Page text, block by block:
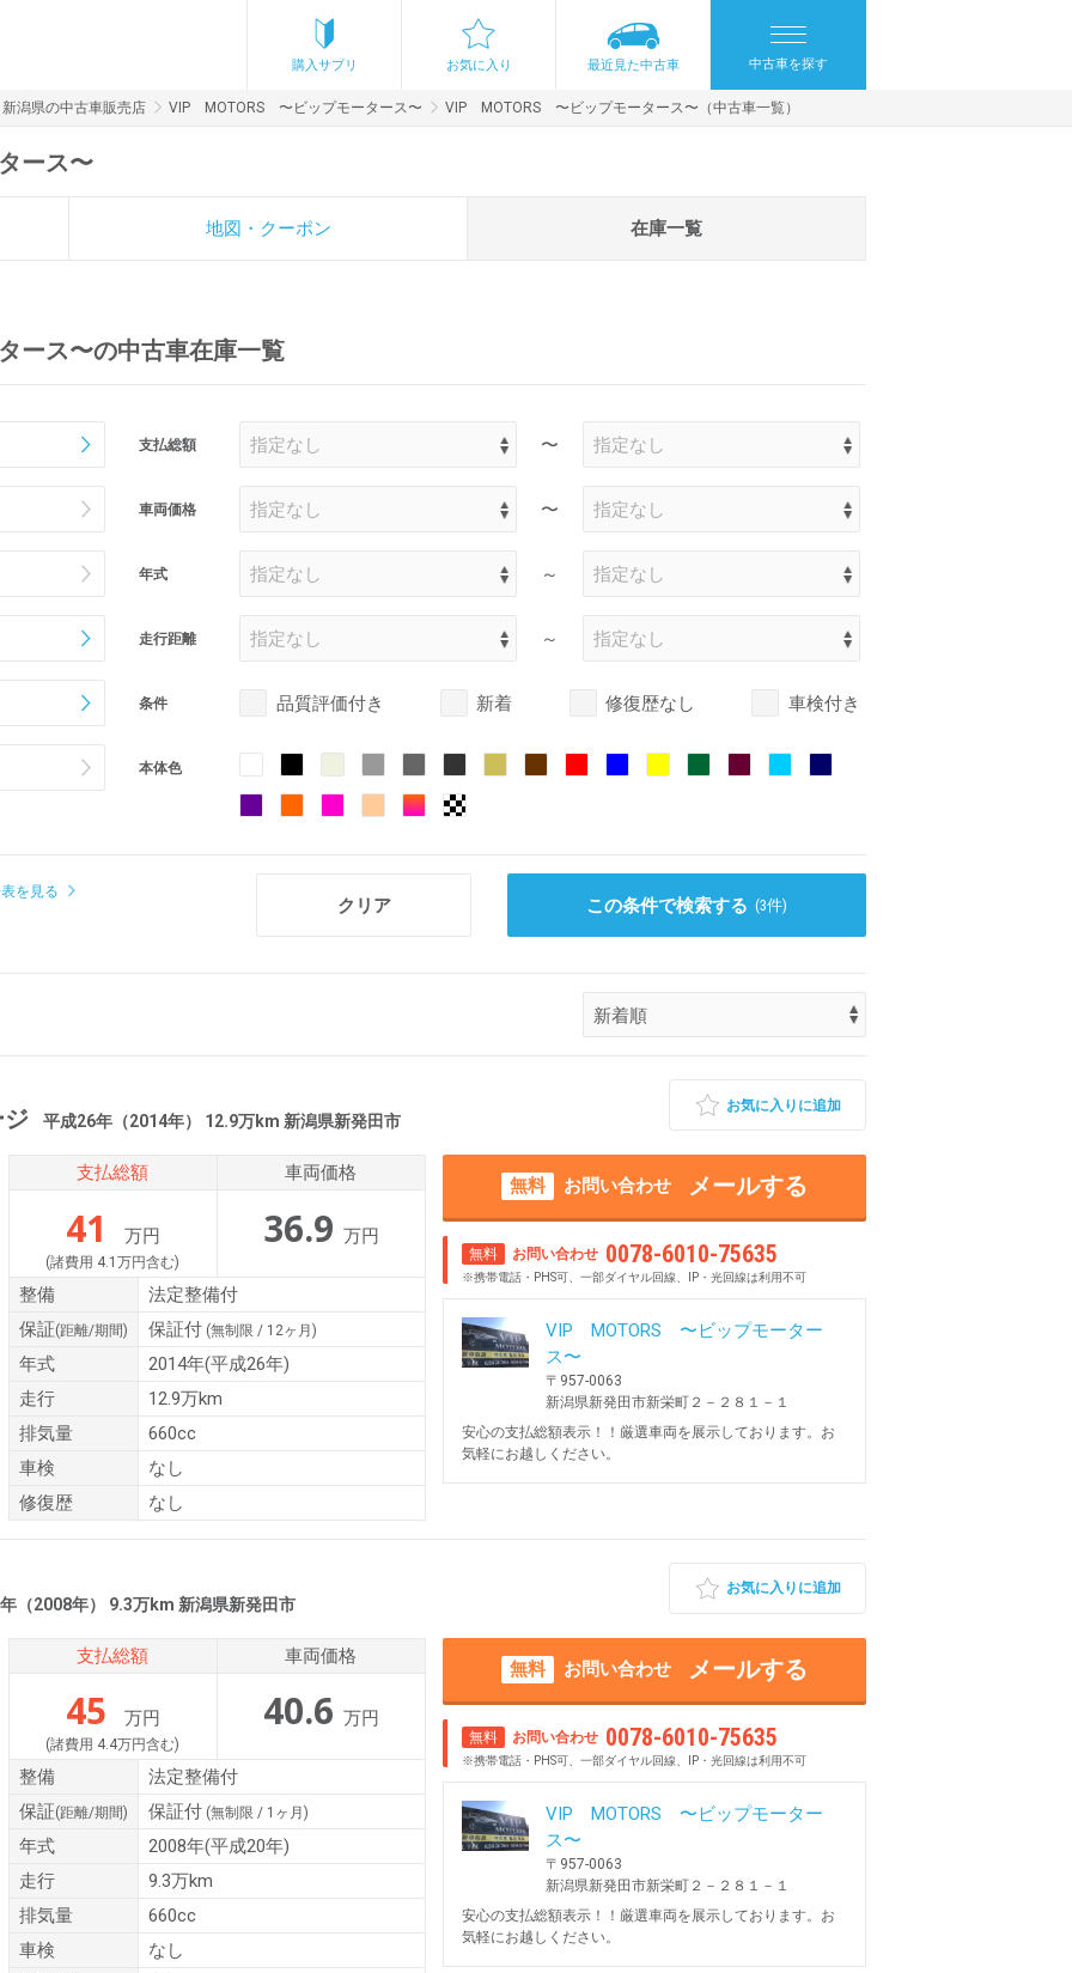
購入サプリ お気に入り 最近見た中古車 中古車を探す
新潟県の中古車販売店 VIP MOTORS 〜ビップモータース〜 VIP MOTORS 〜ビップモータース〜（中古車一覧）
ース〜
地図・クーポン 在庫一覧
ス〜の中古車在庫一覧
支払総額 〜
車両価格 〜
年式 ～
走行距離 ～
条件 品質評価付き 新着 修復歴なし 車検付き
本体色
を見る
この条件で検索する (3件)
平成26年（2014年） 12.9万km 新潟県新発田市
お気に入りに追加
支払総額
41 万円
(諸費用 4.1万円含む)
車両価格
36.9 万円
整備
法定整備付
保証(距離/期間) 保証付(無制限 / 12ヶ月)
年式
2014年(平成26年)
走行
12.9万km
排気量
660cc
車検
なし
修復歴
なし
無料 お問い合わせ メールする
無料 お問い合わせ 0078-6010-75635
※携帯電話・PHS可、一部ダイヤル回線、IP・光回線は利用不可
VIP MOTORS 〜ビップモーター
ス〜
〒957-0063
新潟県新発田市新栄町２－２８１－１
安心の支払総額表示！！厳選車両を展示しております。お
気軽にお越しください。
（2008年） 9.3万km 新潟県新発田市
お気に入りに追加
支払総額
45 万円
(諸費用 4.4万円含む)
車両価格
40.6 万円
整備
法定整備付
保証(距離/期間) 保証付(無制限 / 1ヶ月)
年式
2008年(平成20年)
走行
9.3万km
排気量
660cc
車検
なし
無料 お問い合わせ メールする
無料 お問い合わせ 0078-6010-75635
※携帯電話・PHS可、一部ダイヤル回線、IP・光回線は利用不可
VIP MOTORS 〜ビップモーター
ス〜
〒957-0063
新潟県新発田市新栄町２－２８１－１
安心の支払総額表示！！厳選車両を展示しております。お
気軽にお越しください。